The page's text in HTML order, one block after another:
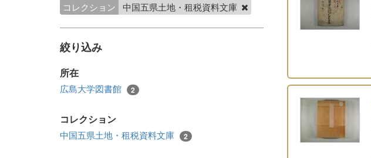
コレクション
中国五県土地・租税資料文庫
絞り込み
所在
広島大学図書館 2
コレクション
中国五県土地・租税資料文庫 2